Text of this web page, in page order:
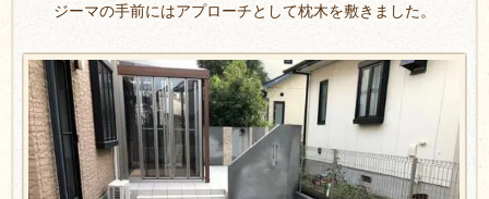
ジーマの手前にはアプローチとして枕木を敷きました。